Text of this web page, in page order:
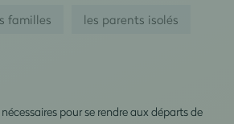
familles les parents isolés
pour se rendre aux départs de